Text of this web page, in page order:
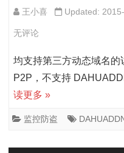
王小喜 Updated:
无评论
均支持第三方动态域名
P2P，不支持
读更多 »
监控防盗